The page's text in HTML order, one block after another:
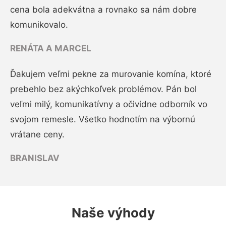
cena bola adekvátna a rovnako sa nám dobre
komunikovalo.
RENÁTA A MARCEL
Ďakujem veľmi pekne za murovanie komína, ktoré
prebehlo bez akýchkoľvek problémov. Pán bol
veľmi milý, komunikatívny a očividne odborník vo
svojom remesle. Všetko hodnotím na výbornú
vrátane ceny.
BRANISLAV
Naše výhody